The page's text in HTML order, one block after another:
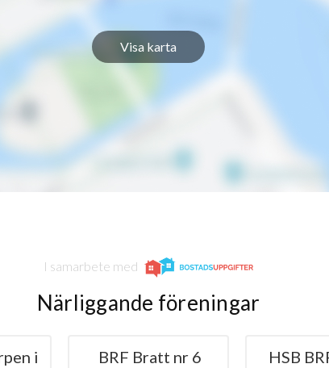
Visa karta
I samarbete med
Närliggande föreningar
BRF Bratt nr 6
HSB BRF